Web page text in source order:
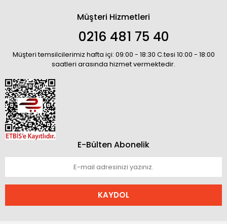
Müşteri Hizmetleri
0216 481 75 40
Müşteri temsilcilerimiz hafta içi: 09:00 - 18:30 C.tesi 10:00 - 18:00
saatleri arasında hizmet vermektedir.
E-Bülten Abonelik
KAYDOL